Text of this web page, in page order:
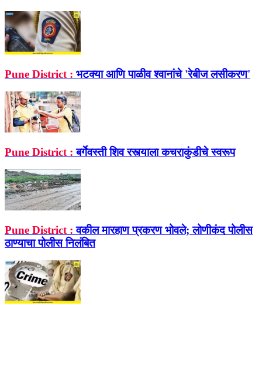
Pune District : भटक्या आणि पाळीव श्‍वानांचे 'रेबीज लसीकरण'
Pune District : बर्गेवस्ती शिव रस्त्याला कचराकुंडीचे स्वरूप
Pune District : वकील मारहाण प्रकरण भोवले; लोणीकंद पोलीस
ठाण्याचा पोलीस निलंबित